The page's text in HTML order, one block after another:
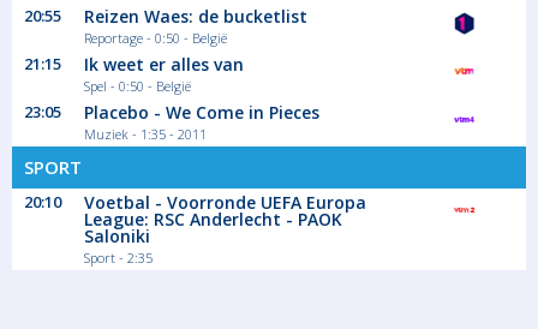
20:55 Reizen Waes: de bucketlist
Reportage - 0:50 - België
21:15 Ik weet er alles van
Spel - 0:50 - België
23:05 Placebo - We Come in Pieces
Muziek - 1:35 - 2011
SPORT
20:10 Voetbal - Voorronde UEFA Europa
League: RSC Anderlecht - PAOK
Saloniki
Sport - 2:35